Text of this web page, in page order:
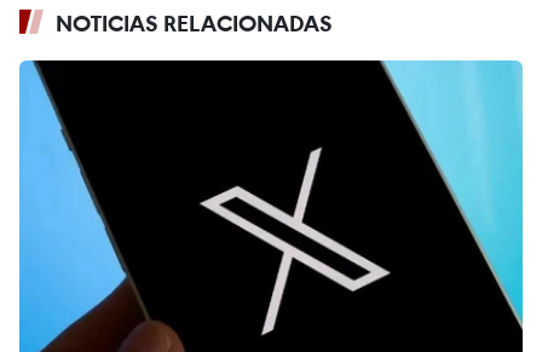
NOTICIAS RELACIONADAS